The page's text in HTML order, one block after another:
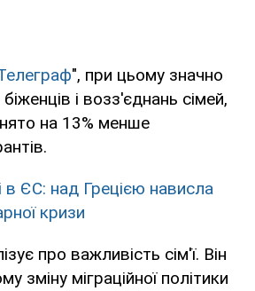
", при цьому значно
і возз'єднань сімей,
на 13% менше
в ЄС: над Грецією нависла
кризи
про важливість сім'ї. Він
зміну міграційної політики